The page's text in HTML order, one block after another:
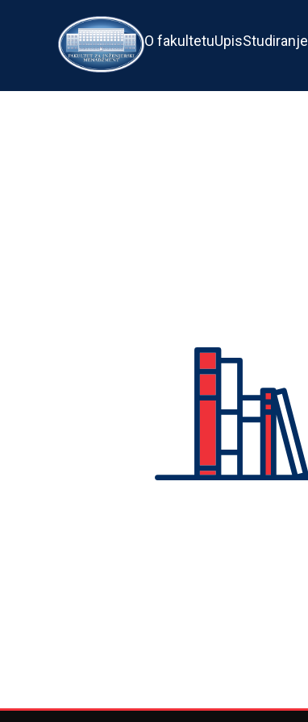
O fakultetuUpisStudiranje